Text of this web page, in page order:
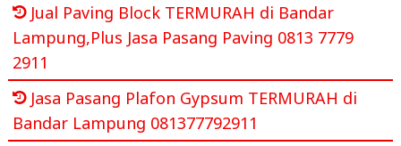
Jual Paving Block TERMURAH di Bandar
Lampung,Plus Jasa Pasang Paving 0813 7779
2911
Jasa Pasang Plafon Gypsum TERMURAH di
Bandar Lampung 081377792911